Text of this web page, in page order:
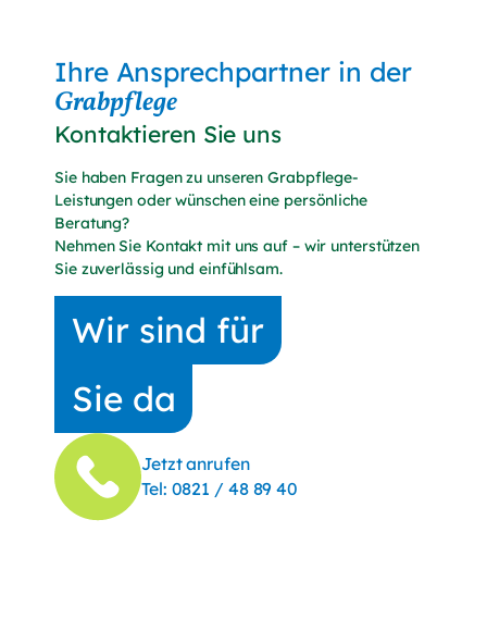
Ihre Ansprechpartner in der
Grabpflege
Kontaktieren Sie uns
Sie haben Fragen zu unseren Grabpflege-
Leistungen oder wünschen eine persönliche
Beratung?
Nehmen Sie Kontakt mit uns auf – wir unterstützen
Sie zuverlässig und einfühlsam.
Wir sind für
Sie da
Jetzt anrufen
Tel: 0821 / 48 89 40
(Telefonnummer anrufen)